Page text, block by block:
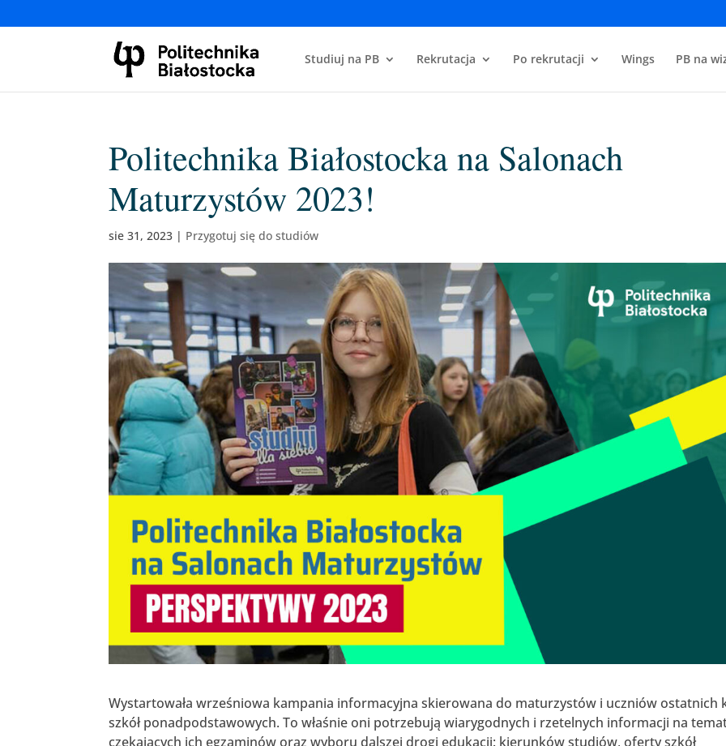
Studiuj na PB Rekrutacja Po rekrutacji Wings PB na
Politechnika Białostocka na Salonach
Maturzystów 2023!
sie 31, 2023 | Przygotuj się do studiów
Wystartowała wrześniowa kampania informacyjna skierowana do maturzystów i uczniów ostatnich
szkół ponadpodstawowych. To właśnie oni potrzebują wiarygodnych i rzetelnych informacji na
czekających ich egzaminów oraz wyboru dalszej drogi edukacji: kierunków studiów, oferty szkół